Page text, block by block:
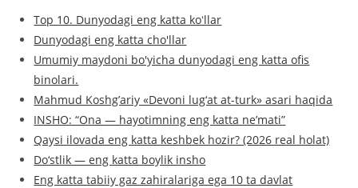
Top 10. Dunyodagi eng katta koʻllar
Dunyodagi eng katta cho'llar
Umumiy maydoni bo'yicha dunyodagi eng katta ofis
binolari.
Mahmud Koshg’ariy «Devoni lug‘at at-turk» asari haqida
INSHO: “Ona — hayotimning eng katta ne’mati”
Qaysi ilovada eng katta keshbek hozir? (2026 real holat)
Do‘stlik — eng katta boylik insho
Eng katta tabiiy gaz zahiralariga ega 10 ta davlat